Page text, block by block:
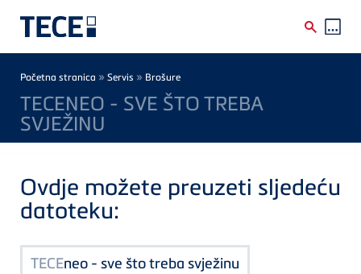
Breadcrumb
Početna stranica » Servis » Brošure
TECENEO - SVE ŠTO TREBA
SVJEŽINU
Ovdje možete preuzeti sljedeću
datoteku:
TECEneo - sve što treba svježinu